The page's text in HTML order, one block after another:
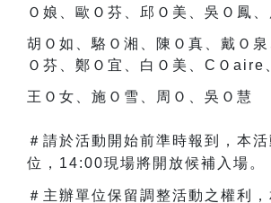
Ｏ娘、歐Ｏ芬、邱Ｏ美、吳Ｏ鳳、
胡Ｏ如、駱Ｏ湘、陳Ｏ真、戴Ｏ
Ｏ芬、鄭Ｏ宜、白Ｏ美、CＯaire
王Ｏ女、施Ｏ雪、周Ｏ、吳Ｏ慧
＃ 請於活動開始前準時報到，本
位，14:00現場將開放候補入場。
＃ 主辦單位保留調整活動之權利